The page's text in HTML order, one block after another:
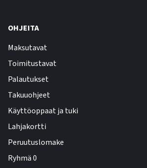
OHJEITA
Maksutavat
Toimitustavat
Palautukset
Takuuohjeet
Käyttöoppaat ja tuki
Lahjakortti
Peruutuslomake
Ryhmä 0